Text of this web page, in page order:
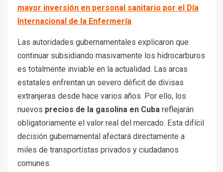
mayor inversión en personal sanitario por el Día
Internacional de la Enfermería
Las autoridades gubernamentales explicaron que
continuar subsidiando masivamente los hidrocarburos
es totalmente inviable en la actualidad. Las arcas
estatales enfrentan un severo déficit de divisas
extranjeras desde hace varios años. Por ello, los
nuevos precios de la gasolina en Cuba reflejarán
obligatoriamente el valor real del mercado. Esta difícil
decisión gubernamental afectará directamente a
miles de transportistas privados y ciudadanos
comunes.